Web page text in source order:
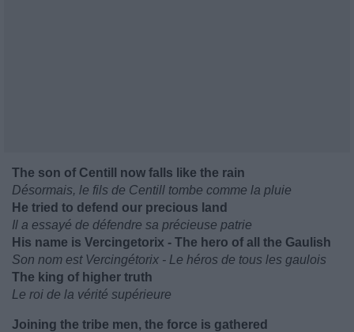
The son of Centill now falls like the rain
Désormais, le fils de Centill tombe comme la pluie
He tried to defend our precious land
Il a essayé de défendre sa précieuse patrie
His name is Vercingetorix - The hero of all the Gaulish
Son nom est Vercingétorix - Le héros de tous les gaulois
The king of higher truth
Le roi de la vérité supérieure
Joining the tribe men, the force is gathered